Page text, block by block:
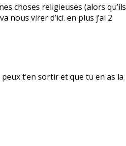
choses religieuses (alors qu’ils
nous virer d’ici. en plus j’ai 2
t’en sortir et que tu en as la